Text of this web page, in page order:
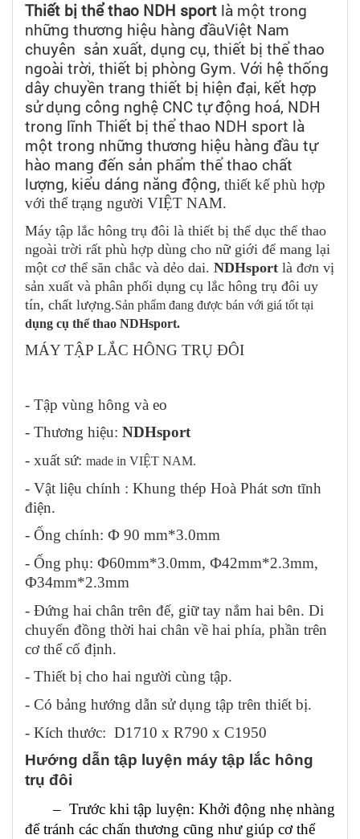
Thiết bị thể thao NDH sport là một trong
những thương hiệu hàng đầuViệt Nam
chuyên sản xuất, dụng cụ, thiết bị thể thao
ngoài trời, thiết bị phòng Gym. Với hệ thống
dây chuyền trang thiết bị hiện đại, kết hợp
sử dụng công nghệ CNC tự động hoá, NDH
trong lĩnh Thiết bị thể thao NDH sport là
một trong những thương hiệu hàng đầu tự
hào mang đến sản phẩm thể thao chất
lượng, kiểu dáng năng động, thiết kế phù hợp
với thể trạng người VIỆT NAM.
Máy tập lắc hông trụ đôi là thiết bị thể dục thể thao
ngoài trời rất phù hợp dùng cho nữ giới để mang lại
một cơ thể săn chắc và dẻo dai. NDHsport là đơn vị
sản xuất và phân phối dụng cụ lắc hông trụ đôi uy
tín, chất lượng.Sản phẩm đang được bán với giá tốt tại
dụng cụ thể thao NDHsport.
MÁY TẬP LẮC HÔNG TRỤ ĐÔI
- Tập vùng hông và eo
- Thương hiệu: NDHsport
- xuất sứ: made in VIỆT NAM.
- Vật liệu chính : Khung thép Hoà Phát sơn tĩnh
điện.
- Ống chính: Ф 90 mm*3.0mm
- Ống phụ: Ф60mm*3.0mm, Ф42mm*2.3mm,
Ф34mm*2.3mm
- Đứng hai chân trên đế, giữ tay nắm hai bên. Di
chuyển đồng thời hai chân về hai phía, phần trên
cơ thể cố định.
- Thiết bị cho hai người cùng tập.
- Có bảng hướng dẫn sử dụng tập trên thiết bị.
- Kích thước: D1710 x R790 x C1950
Hướng dẫn tập luyện máy tập lắc hông
trụ đôi
– Trước khi tập luyện: Khởi động nhẹ nhàng
để tránh các chấn thương cũng như giúp cơ thể